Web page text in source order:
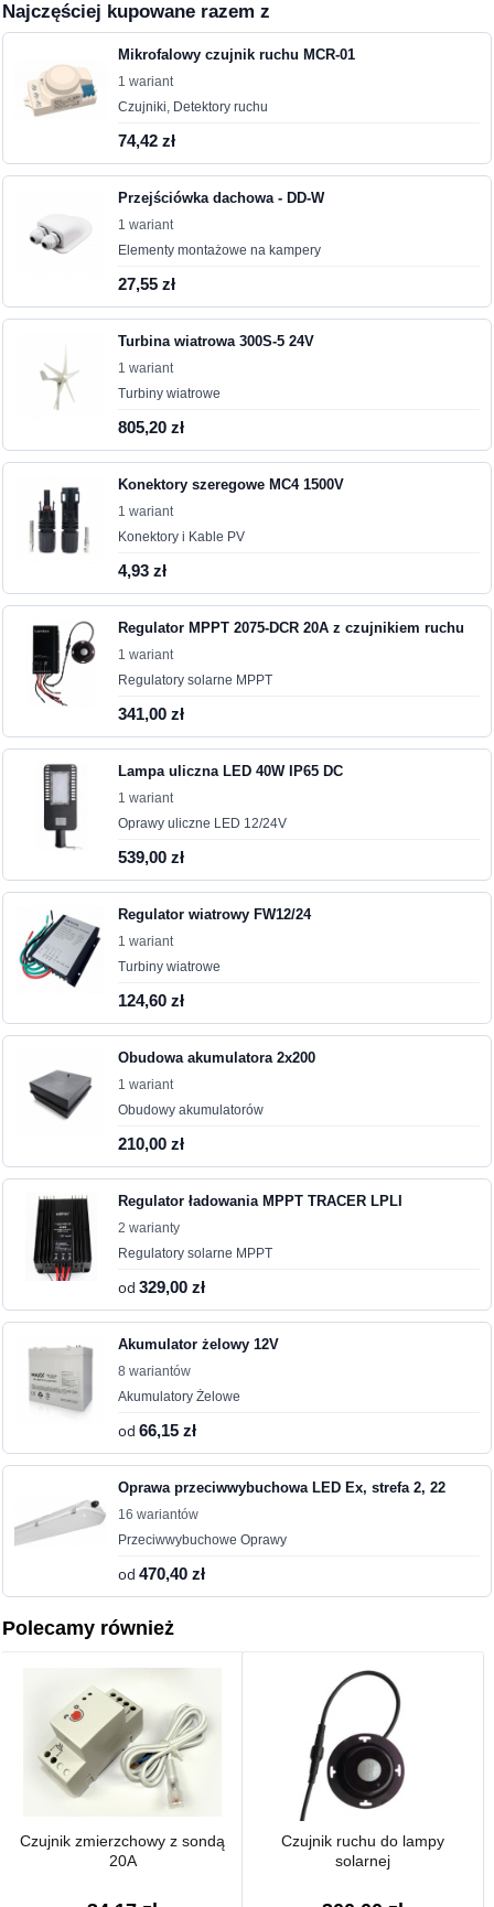
Najczęściej kupowane razem z
Mikrofalowy czujnik ruchu MCR-01
1 wariant
Czujniki, Detektory ruchu
74,42 zł
Przejściówka dachowa - DD-W
1 wariant
Elementy montażowe na kampery
27,55 zł
Turbina wiatrowa 300S-5 24V
1 wariant
Turbiny wiatrowe
805,20 zł
Konektory szeregowe MC4 1500V
1 wariant
Konektory i Kable PV
4,93 zł
Regulator MPPT 2075-DCR 20A z czujnikiem ruchu
1 wariant
Regulatory solarne MPPT
341,00 zł
Lampa uliczna LED 40W IP65 DC
1 wariant
Oprawy uliczne LED 12/24V
539,00 zł
Regulator wiatrowy FW12/24
1 wariant
Turbiny wiatrowe
124,60 zł
Obudowa akumulatora 2x200
1 wariant
Obudowy akumulatorów
210,00 zł
Regulator ładowania MPPT TRACER LPLI
2 warianty
Regulatory solarne MPPT
od329,00 zł
Akumulator żelowy 12V
8 wariantów
Akumulatory Żelowe
od66,15 zł
Oprawa przeciwwybuchowa LED Ex, strefa 2, 22
16 wariantów
Przeciwwybuchowe Oprawy
od470,40 zł
Polecamy również
Czujnik zmierzchowy z sondą
20A
Czujnik ruchu do lampy
solarnej